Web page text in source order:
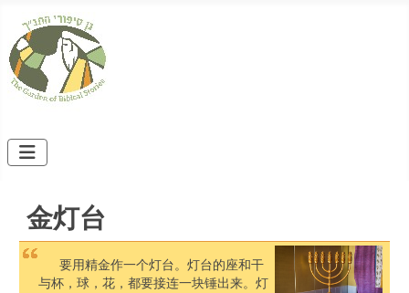
金灯台
要用精金作一个灯台。灯台的座和干
与杯，球，花，都要接连一块锤出来。灯